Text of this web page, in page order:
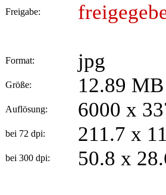
Freigabe:
Format: jpg
Größe: 12.89 MB
Auflösung: 6000 x
bei 72 dpi: 211.7 x
bei 300 dpi: 50.8 x